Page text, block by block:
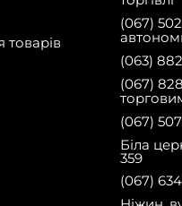
(067)
(063)
(067)
(067)
Біла
359
(067)